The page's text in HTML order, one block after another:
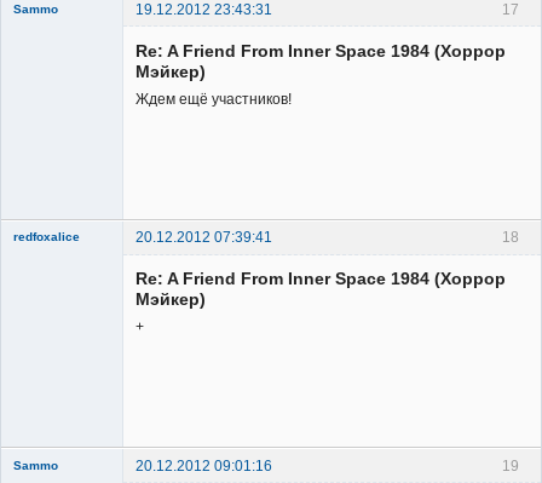
17
Sammo
19.12.2012 23:43:31
Re: A Friend From Inner Space 1984 (Хоррор
Мэйкер)
Ждем ещё участников!
18
redfoxalice 20.12.2012 07:39:41
Re: A Friend From Inner Space 1984 (Хоррор
Мэйкер)
+
19
Sammo
20.12.2012 09:01:16